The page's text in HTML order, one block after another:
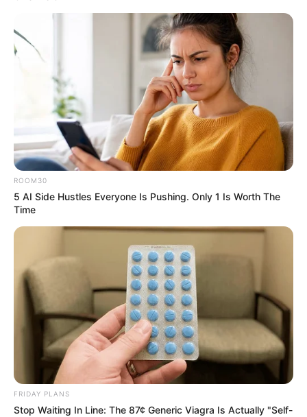
อ.รักษ์ เลขเด็ด ชวนเช็ก ดวงกรกฎาคม
2569 (ช่วงวันที่ 16 – 31 ก.ค. 69)
รับข่าวสารเลขมงคล สถิติเลขดัง ดวงรายวัน รายเดือน รายปี
พร้อมแนะนำวิธีเสริมดวง
ลุ้นรับรางวัลจากกิจกรรมเสริมความเป็นมงคลให้กับตัวท่านเอง
เปิดสมัครสมาชิก (ฟรี) เร็วๆนี้
LEGAL
นโยบายคุกกี้
เว็บไซต์นี้ใช้คุกกี้
เพื่อการนำเสนอเนื้อหาที่ดี รวมถึงการจัดการข้อมูลส่วนบุคคล เพื่อให้คุณได้รับ
ประสบการณ์ที่ดีบนบริการของเว็บไซต์เรา หากคุณใช้บริการเว็บไซต์นี้ต่อไปโดย
ไม่มีการปรับตั้งค่าใดๆนั้น แสดงว่าคุณยอมรับนโยบายคุกกี้และนโยบายส่วน
บุคคลของเรา
ยอมรับ
ROOM30
5 AI Side Hustles Everyone Is Pushing. Only 1 Is Worth The
Time
FRIDAY PLANS
Stop Waiting In Line: The 87¢ Generic Viagra Is Actually "Self-